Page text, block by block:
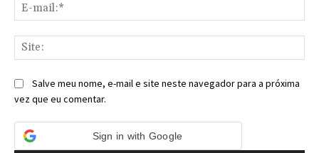
Salve meu nome, e-mail e site neste navegador para a próxima
vez que eu comentar.
Sign in with Google